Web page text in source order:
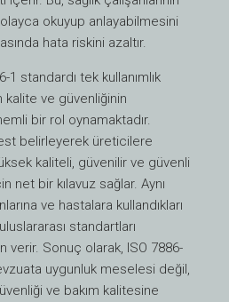
okuyup anlayabilmesini
hata riskini azaltır.
1 standardı tek kullanımlık
kalite ve güvenliğinin
bir rol oynamaktadır.
belirleyerek üreticilere
kaliteli, güvenilir ve güvenli
net bir kılavuz sağlar. Aynı
ve hastalara kullandıkları
standartları
verir. Sonuç olarak, ISO 7886-
uygunluk meselesi değil,
ve bakım kalitesine